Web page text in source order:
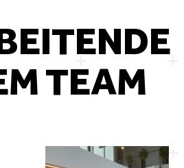
TEAM